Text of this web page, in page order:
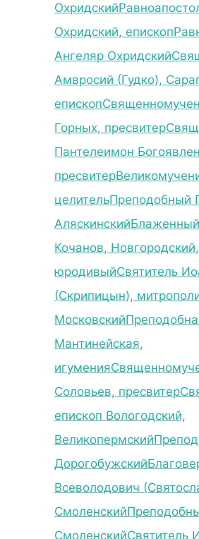
Охридский
Охридский, епископ
Ангеляр Охридский
Амвросий (Гудко),
епископ
Горных, пресвитер
Пантелеимон
пресвитер
целительПреподобный
Аляскинский
Кочанов,
юродивыйСвятитель
(Скрипицын),
Московский
Мантинейская,
игумения
Соловьев, пресвитер
епископ Вологодский,
Великопермский
Дорогобужский
Всеволодович
Смоленский
СмоленскийСвятитель